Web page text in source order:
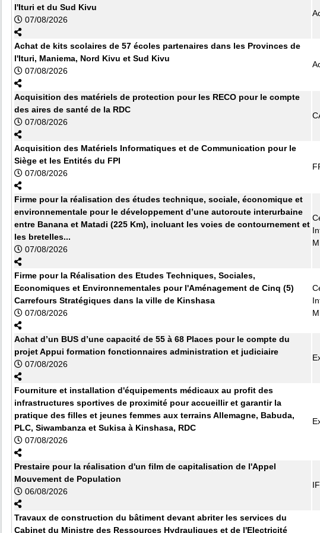
l'Ituri et du Sud Kivu
07/08/2026
Achat de kits scolaires de 57 écoles partenaires dans les Provinces de
l'Ituri, Maniema, Nord Kivu et Sud Kivu
07/08/2026
Acquisition des matériels de protection pour les RECO pour le compte
des aires de santé de la RDC
07/08/2026
Acquisition des Matériels Informatiques et de Communication pour le
Siège et les Entités du FPI
07/08/2026
Firme pour la réalisation des études technique, sociale, économique et
environnementale pour le développement d’une autoroute interurbaine
entre Banana et Matadi (225 Km), incluant les voies de contournement et
les bretelles...
07/08/2026
Firme pour la Réalisation des Etudes Techniques, Sociales,
Economiques et Environnementales pour l'Aménagement de Cinq (5)
Carrefours Stratégiques dans la ville de Kinshasa
07/08/2026
Achat d’un BUS d’une capacité de 55 à 68 Places pour le compte du
projet Appui formation fonctionnaires administration et judiciaire
07/08/2026
Fourniture et installation d'équipements médicaux au profit des
infrastructures sportives de proximité pour accueillir et garantir la
pratique des filles et jeunes femmes aux terrains Allemagne, Babuda,
PLC, Siwambanza et Sukisa à Kinshasa, RDC
07/08/2026
Prestaire pour la réalisation d'un film de capitalisation de l'Appel
Mouvement de Population
06/08/2026
Travaux de construction du bâtiment devant abriter les services du
Cabinet du Ministre des Ressources Hydrauliques et de l'Electricité